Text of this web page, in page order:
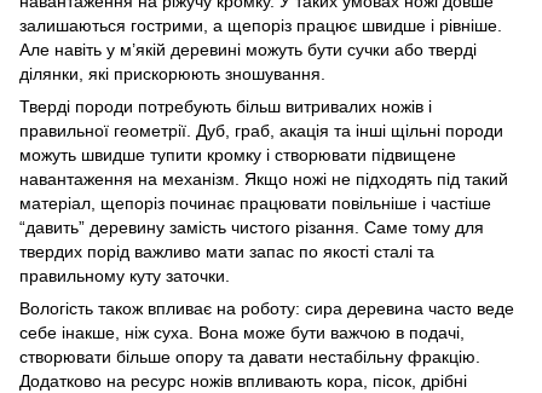
залишаються гострими, а щепоріз працює швидше і рівніше.
Але навіть у м’якій деревині можуть бути сучки або тверді
ділянки, які прискорюють зношування.
Тверді породи потребують більш витривалих ножів і
правильної геометрії. Дуб, граб, акація та інші щільні породи
можуть швидше тупити кромку і створювати підвищене
навантаження на механізм. Якщо ножі не підходять під такий
матеріал, щепоріз починає працювати повільніше і частіше
“давить” деревину замість чистого різання. Саме тому для
твердих порід важливо мати запас по якості сталі та
правильному куту заточки.
Вологість також впливає на роботу: сира деревина часто веде
себе інакше, ніж суха. Вона може бути важчою в подачі,
створювати більше опору та давати нестабільну фракцію.
Додатково на ресурс ножів впливають кора, пісок, дрібні